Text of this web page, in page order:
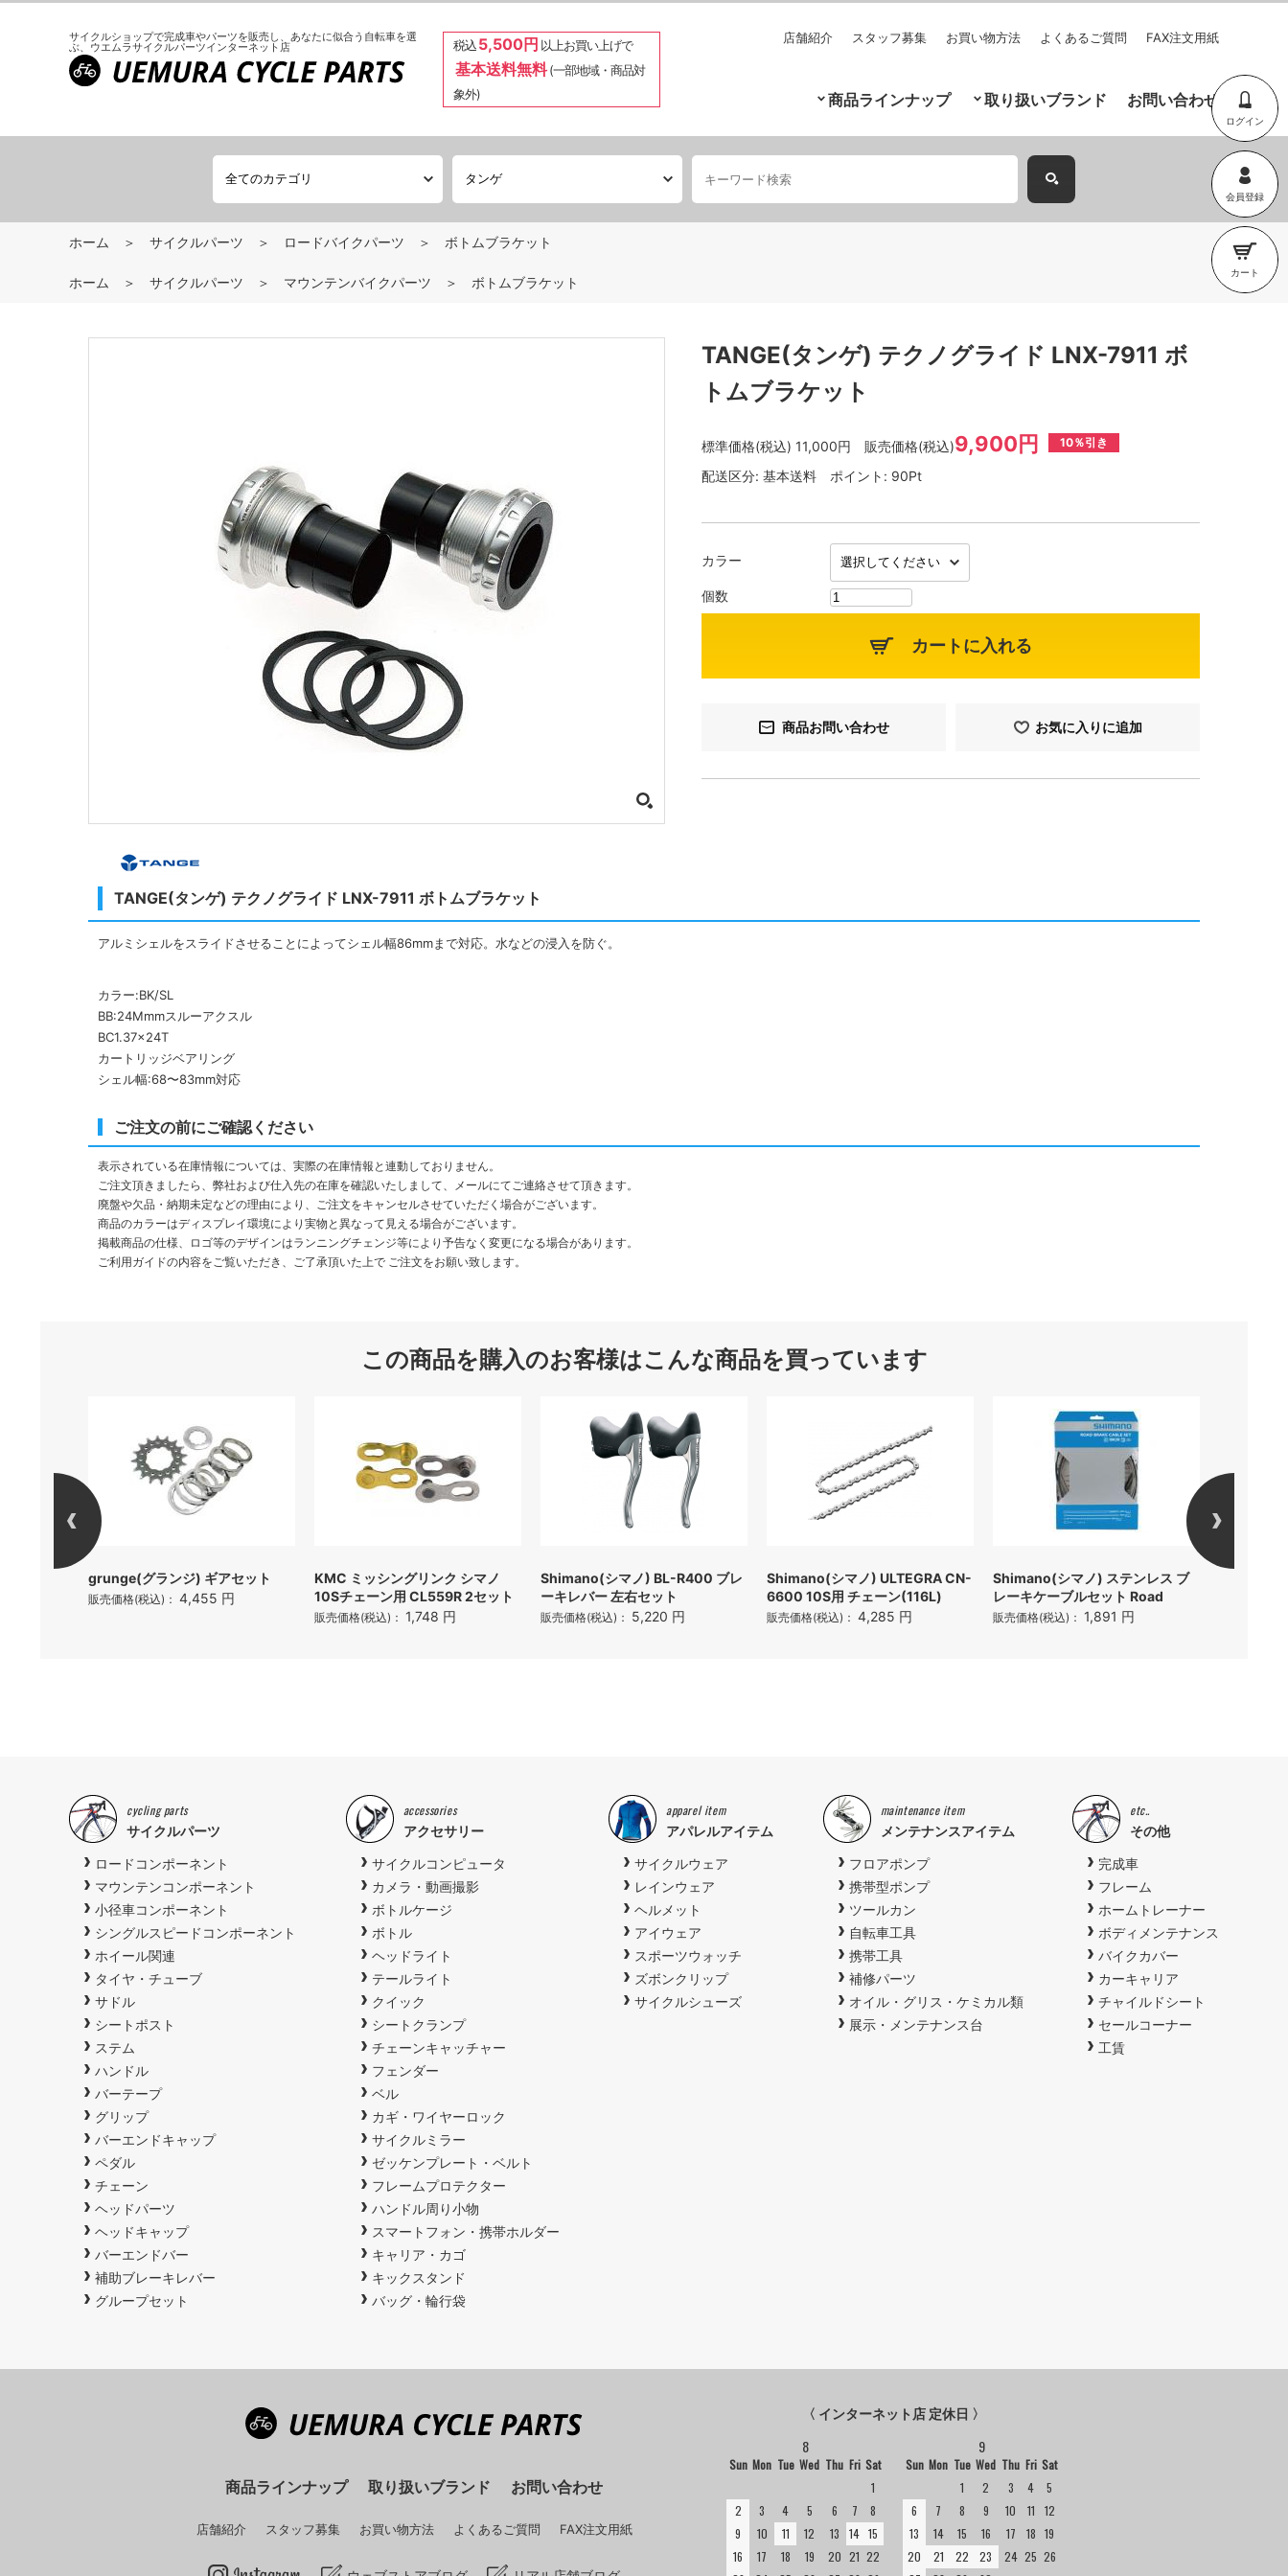
サイクルショップで完成車やパーツを販売し、 あなたに似合う自転車を選
ぶ、 ウエムラサイクルパーツインターネット店 税込5,500円 以上お買い上げで
基本送料無料(一部地域・商品対
象外)
店舗紹介 スタッフ募集 お買い物方法 よくあるご質問 FAX注文用紙
ログイン
会員登録
カート
商品ラインナップ 取り扱いブランド お問い合わせ
ホーム サイクルパーツ ロードバイクパーツ ボトムブラケット
ホーム サイクルパーツ マウンテンバイクパーツ ボトムブラケット
TANGE(タンゲ) テクノグライド LNX-7911 ボ
トムブラケット
標準価格(税込) 11,000円 販売価格(税込)9,900円 10％引き
配送区分: 基本送料 ポイント: 90Pt
カラー
個数
カートに入れる
商品お問い合わせ お気に入りに追加
TANGE(タンゲ) テクノグライド LNX-7911 ボトムブラケット
アルミシェルをスライドさせることによってシェル幅86mmまで対応。水などの浸入を防ぐ。
カラー:BK/SL
BB:24Mmmスルーアクスル
BC1.37×24T
カートリッジベアリング
シェル幅:68〜83mm対応
ご注文の前にご確認ください
表示されている在庫情報については、実際の在庫情報と連動しておりません。
ご注文頂きましたら、弊社および仕入先の在庫を確認いたしまして、メールにてご連絡させて頂きます。
廃盤や欠品・納期未定などの理由により、ご注文をキャンセルさせていただく場合がございます。
商品のカラーはディスプレイ環境により実物と異なって見える場合がございます。
掲載商品の仕様、ロゴ等のデザインはランニングチェンジ等により予告なく変更になる場合があります。
ご利用ガイドの内容をご覧いただき、ご了承頂いた上で ご注文をお願い致します。
この商品を購入のお客様はこんな商品を買っています
grunge(グランジ) ギアセット
販売価格(税込)： 4,455 円
KMC ミッシングリンク シマノ
10Sチェーン用 CL559R 2セット
販売価格(税込)： 1,748 円
Shimano(シマノ) BL-R400 ブレ
ーキレバー 左右セット
販売価格(税込)： 5,220 円
Shimano(シマノ) ULTEGRA CN-
6600 10S用 チェーン(116L)
販売価格(税込)： 4,285 円
Shimano(シマノ) ステンレス ブ
レーキケーブルセット Road
販売価格(税込)： 1,891 円
cycling parts
サイクルパーツ
ロードコンポーネント
マウンテンコンポーネント
小径車コンポーネント
シングルスピードコンポーネント
ホイール関連
タイヤ・チューブ
サドル
シートポスト
ステム
ハンドル
バーテープ
グリップ
バーエンドキャップ
ペダル
チェーン
ヘッドパーツ
ヘッドキャップ
バーエンドバー
補助ブレーキレバー
グループセット
accessories
アクセサリー
サイクルコンピュータ
カメラ・動画撮影
ボトルケージ
ボトル
ヘッドライト
テールライト
クイック
シートクランプ
チェーンキャッチャー
フェンダー
ベル
カギ・ワイヤーロック
サイクルミラー
ゼッケンプレート・ベルト
フレームプロテクター
ハンドル周り小物
スマートフォン・携帯ホルダー
キャリア・カゴ
キックスタンド
バッグ・輪行袋
apparel item
アパレルアイテム
サイクルウェア
レインウェア
ヘルメット
アイウェア
スポーツウォッチ
ズボンクリップ
サイクルシューズ
maintenance item
メンテナンスアイテム
フロアポンプ
携帯型ポンプ
ツールカン
自転車工具
携帯工具
補修パーツ
オイル・グリス・ケミカル類
展示・メンテナンス台
etc..
その他
完成車
フレーム
ホームトレーナー
ボディメンテナンス
バイクカバー
カーキャリア
チャイルドシート
セールコーナー
工賃
商品ラインナップ 取り扱いブランド お問い合わせ
店舗紹介 スタッフ募集 お買い物方法 よくあるご質問 FAX注文用紙
〈 インターネット店 定休日 〉
8
Sun Mon Tue Wed Thu Fri Sat
1
2
3 4 5 6 7
8
9
10 11 12 13 14 15
16
17 18 19 20 21 22
9
Sun Mon Tue Wed Thu Fri Sat
1
2 3 4
5
6
7 8 9 10 11
12
13
14 15 16 17 18 19
20
21 22 23 24 25 26